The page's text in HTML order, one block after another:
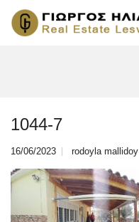
1044-7
16/06/2023 rodoyla mallidoy